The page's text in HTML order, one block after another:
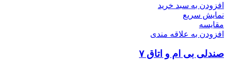
افزودن به سبد خرید
نمایش سریع
مقايسه
افزودن به علاقه مندی
صندلی بی ام و اتاق ۷